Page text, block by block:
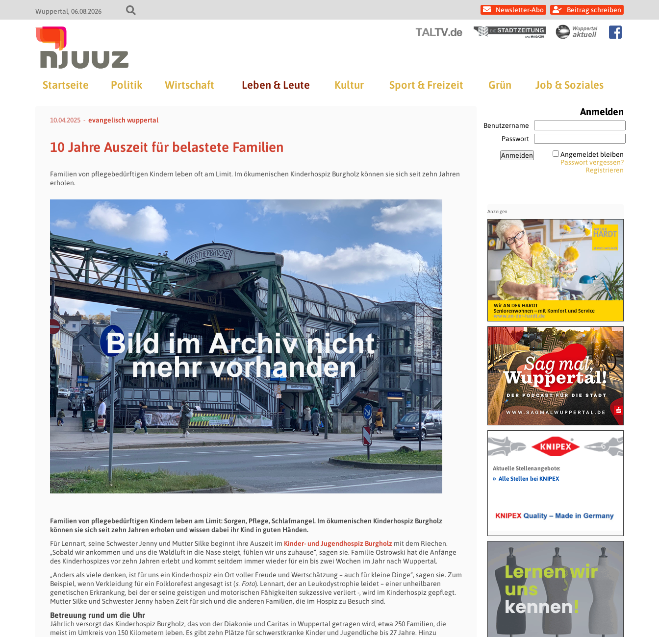
Wuppertal 06.08.2026 Newsletter-Abo Beitrag schreiben
Startseite Politik Wirtschaft Leben & Leute Kultur Sport & Freizeit Grün Job & Soziales
10.04.2025 evangelisch wuppertal
10 Jahre Auszeit für belastete Familien
Familien von pflegebedürftigen Kindern leben oft am Limit. Im ökumenischen Kinderhospiz Burgholz können sie sich seit zehn Jahren
erholen.
Familien von pflegebedürftigen Kindern leben am Limit: Sorgen, Pflege, Schlafmangel. Im ökumenischen Kinderhospiz Burgholz
können sie sich seit zehn Jahren erholen und wissen dabei ihr Kind in guten Händen.
Für Lennart, seine Schwester Jenny und Mutter Silke beginnt ihre Auszeit im Kinder- und Jugendhospiz Burgholz mit dem Riechen.
„Sobald wir ankommen und uns die Waldluft in die Nase steigt, fühlen wir uns zuhause“, sagen sie. Familie Ostrowski hat die Anfänge
des Kinderhospizes vor zehn Jahren erlebt und kommt seitdem immer wieder für ein bis zwei Wochen im Jahr nach Wuppertal.
„Anders als viele denken, ist für uns ein Kinderhospiz ein Ort voller Freude und Wertschätzung – auch für kleine Dinge“, sagen sie. Zum
Beispiel, wenn Verkleidung für ein Folklorefest angesagt ist (s. Foto). Lennart, der an Leukodystrophie leidet – einer unheilbaren
genetischen Erkrankung, bei der er seine geistigen und motorischen Fähigkeiten sukzessive verliert -, wird im Kinderhospiz gepflegt.
Mutter Silke und Schwester Jenny haben Zeit für sich und die anderen Familien, die im Hospiz zu Besuch sind.
Betreuung rund um die Uhr
Jährlich versorgt das Kinderhospiz Burgholz, das von der Diakonie und Caritas in Wuppertal getragen wird, etwa 250 Familien, die
meist im Umkreis von 150 Kilometern leben. Es gibt zehn Plätze für schwerstkranke Kinder und Jugendliche bis 27 Jahre. Hinzu
Anmelden
Benutzername
Passwort
Angemeldet bleiben
Passwort vergessen?
Registrieren
Aktuelle Stellenangebote:
» Alle Stellen bei KNIPEX